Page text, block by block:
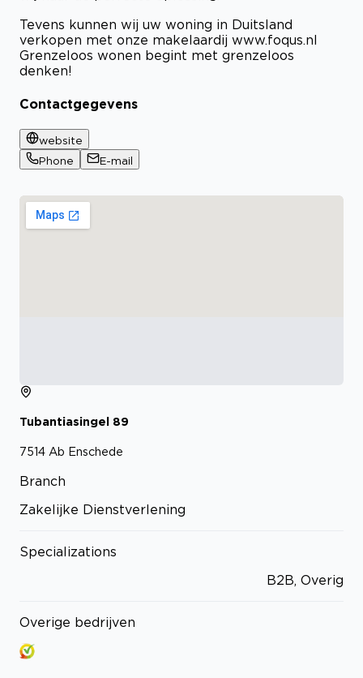
Tevens kunnen wij uw woning in Duitsland
verkopen met onze makelaardij www.foqus.nl
Grenzeloos wonen begint met grenzeloos
denken!
Contactgegevens
website
Phone
E-mail
Tubantiasingel 89
7514 Ab Enschede
Branch
Zakelijke Dienstverlening
Specializations
B2B, Overig
Overige bedrijven